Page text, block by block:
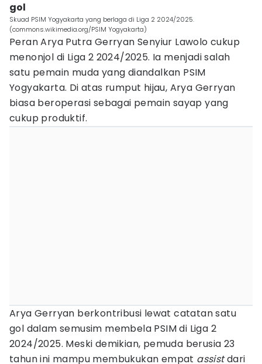
gol
Skuad PSIM Yogyakarta yang berlaga di Liga 2 2024/2025.
(commons.wikimedia.org/PSIM Yogyakarta)
Peran Arya Putra Gerryan Senyiur Lawolo cukup
menonjol di Liga 2 2024/2025. Ia menjadi salah
satu pemain muda yang diandalkan PSIM
Yogyakarta. Di atas rumput hijau, Arya Gerryan
biasa beroperasi sebagai pemain sayap yang
cukup produktif.
Arya Gerryan berkontribusi lewat catatan satu
gol dalam semusim membela PSIM di Liga 2
2024/2025. Meski demikian, pemuda berusia 23
tahun ini mampu membukukan empat assistdari